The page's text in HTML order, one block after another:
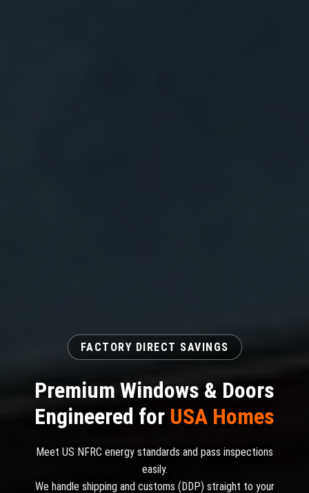
FACTORY DIRECT SAVINGS
Premium Windows & Doors
Engineered for USA Homes
Meet US NFRC energy standards and pass inspections
easily.
We handle shipping and customs (DDP) straight to your